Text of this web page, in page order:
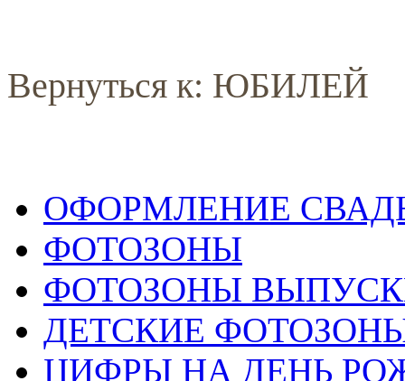
Вернуться к: ЮБИЛЕЙ
ОФОРМЛЕНИЕ
ФОТОЗОНЫ
ФОТОЗОНЫ
ДЕТСКИЕ
ЦИФРЫ НА ДЕНЬ